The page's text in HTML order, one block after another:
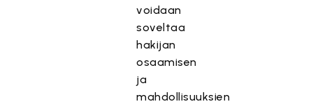
voidaan
soveltaa
hakijan
osaamisen
ja
mahdollisuuksien